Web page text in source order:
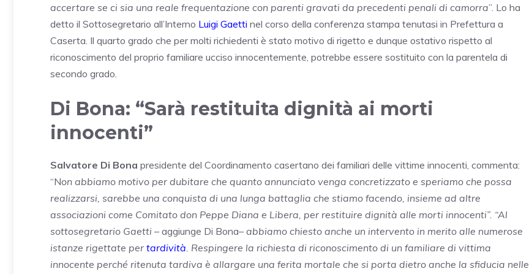
accertare se ci sia una reale frequentazione con parenti gravati da precedenti penali di camorra”. Lo ha
detto il Sottosegretario all’Interno Luigi Gaetti nel corso della conferenza stampa tenutasi in Prefettura a
Caserta. Il quarto grado che per molti richiedenti è stato motivo di rigetto e dunque ostativo rispetto al
riconoscimento del proprio familiare ucciso innocentemente, potrebbe essere sostituito con la parentela di
secondo grado.
Di Bona: “Sarà restituita dignità ai morti
innocenti”
Salvatore Di Bona presidente del Coordinamento casertano dei familiari delle vittime innocenti, commenta:
“Non abbiamo motivo per dubitare che quanto annunciato venga concretizzato e speriamo che possa
realizzarsi, sarebbe una conquista di una lunga battaglia che stiamo facendo, insieme ad altre
associazioni come Comitato don Peppe Diana e Libera, per restituire dignità alle morti innocenti”. “Al
sottosegretario Gaetti – aggiunge Di Bona– abbiamo chiesto anche un intervento in merito alle numerose
istanze rigettate per tardività. Respingere la richiesta di riconoscimento di un familiare di vittima
innocente perché ritenuta tardiva è allargare una ferita mortale che si porta dietro anche la sfiducia nelle